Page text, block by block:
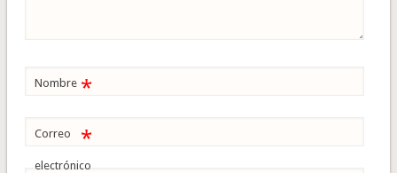
Nombre *
Correo
electrónico
*